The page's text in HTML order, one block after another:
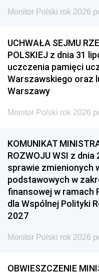
Monitor Polski rok 2026
UCHWAŁA SEJMU
POLSKIEJ z dnia 31
uczczenia pamięci
Warszawskiego oraz
Warszawy
Monitor Polski rok 2026
KOMUNIKAT
ROZWOJU WSI z
sprawie zmienionych
podstawowych w
finansowej w ramach
dla Wspólnej Polityki
2027
Monitor Polski rok 2026
OBWIESZCZENIE